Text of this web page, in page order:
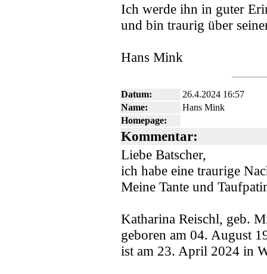
Ich werde ihn in guter
und bin traurig über
Hans Mink
Datum:
26.4.2024 16:57
Name:
Hans Mink
Homepage:
Kommentar:
Liebe Batscher,
ich habe eine traurige
Meine Tante und
Katharina Reischl, geb.
geboren am 04. August
ist am 23. April 2024 in